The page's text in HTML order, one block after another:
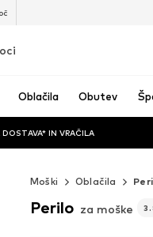
Oblačila Obutev
DOSTAVA* IN VRAČILA
Moški Oblačila
Perilo za moške